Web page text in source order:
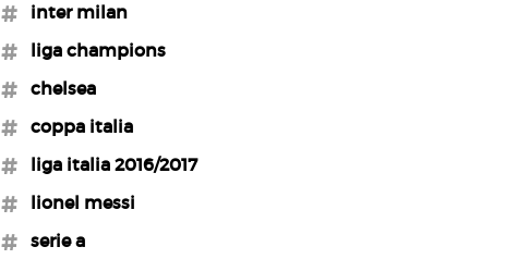
#inter milan
#liga champions
#chelsea
#coppa italia
#liga italia 2016/2017
#lionel messi
#serie a